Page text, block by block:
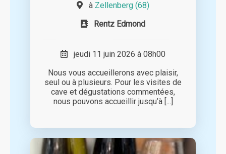
à Zellenberg (68)
Rentz Edmond
jeudi 11 juin 2026 à 08h00
Nous vous accueillerons avec plaisir,
seul ou à plusieurs. Pour les visites de
cave et dégustations commentées,
nous pouvons accueillir jusqu’à [...]